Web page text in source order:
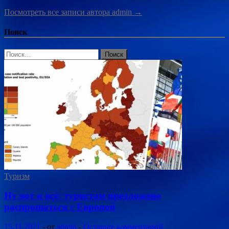
Посмотреть все записи автора admin →
Поиск
Найти:
Туризм
Ну вот и всё: туристам предложено
распрощаться с Европой
15.11.2021 - от admin - Оставьте комментарий